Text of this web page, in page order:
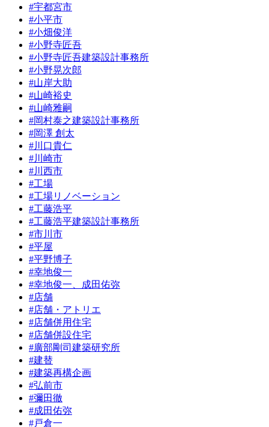
#宇都宮市
#小平市
#小畑俊洋
#小野寺匠吾
#小野寺匠吾建築設計事務所
#小野晃次郎
#山岸大助
#山崎裕史
#山崎雅嗣
#岡村泰之建築設計事務所
#岡澤 創太
#川口貴仁
#川崎市
#川西市
#工場
#工場リノベーション
#工藤浩平
#工藤浩平建築設計事務所
#市川市
#平屋
#平野博子
#幸地俊一
#幸地俊一、成田佑弥
#店舗
#店舗・アトリエ
#店舗併用住宅
#店舗併設住宅
#廣部剛司建築研究所
#建替
#建築再構企画
#弘前市
#彌田徹
#成田佑弥
#戸倉一